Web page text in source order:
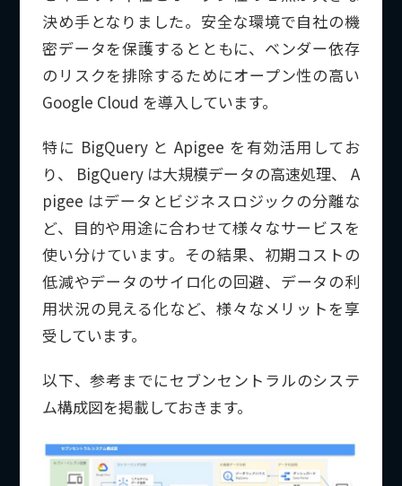
決め手となりました。安全な環境で自社の機
密データを保護するとともに、ベンダー依存
のリスクを排除するためにオープン性の高い
Google Cloud を導入しています。
特に BigQuery と Apigee を有効活用してお
り、 BigQuery は大規模データの高速処理、 A
pigee はデータとビジネスロジックの分離な
ど、目的や用途に合わせて様々なサービスを
使い分けています。その結果、初期コストの
低減やデータのサイロ化の回避、データの利
用状況の見える化など、様々なメリットを享
受しています。
以下、参考までにセブンセントラルのシステ
ム構成図を掲載しておきます。